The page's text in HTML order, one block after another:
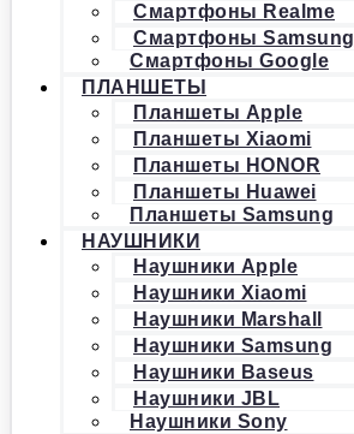
Смартфоны Realme
Смартфоны Samsung
Смартфоны Google
ПЛАНШЕТЫ
Планшеты Apple
Планшеты Xiaomi
Планшеты HONOR
Планшеты Huawei
Планшеты Samsung
НАУШНИКИ
Наушники Apple
Наушники Xiaomi
Наушники Marshall
Наушники Samsung
Наушники Baseus
Наушники JBL
Наушники Sony